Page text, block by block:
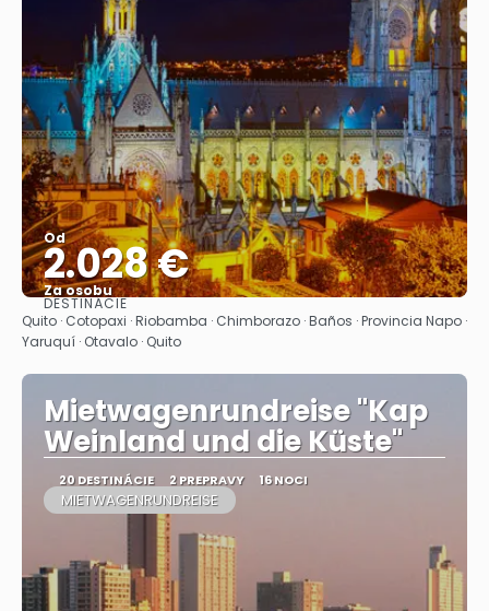
Od
2.028 €
Za osobu
Pozrieť sa
DESTINÁCIE
Quito · Cotopaxi · Riobamba · Chimborazo · Baños · Provincia Napo ·
Yaruquí · Otavalo · Quito
Mietwagenrundreise "Kap
Weinland und die Küste"
20 DESTINÁCIE 2 PREPRAVY 16 NOCI
MIETWAGENRUNDREISE